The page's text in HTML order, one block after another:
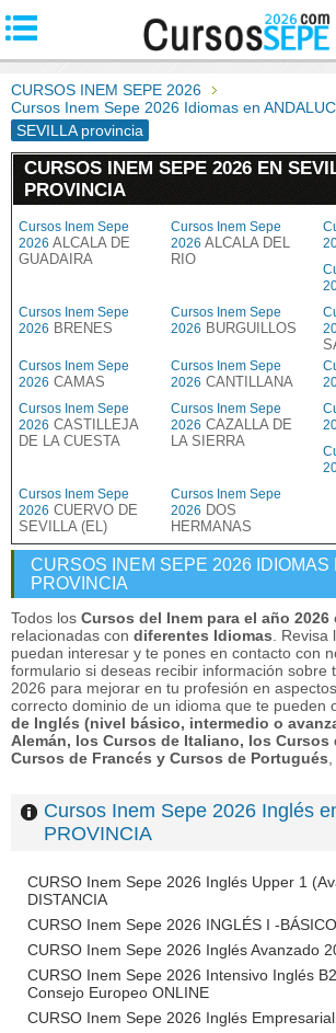
CURSOS INEM SEPE 2026
Cursos Inem Sepe 2026 Idiomas en
SEVILLA provincia
CURSOS INEM SEPE 2026 EN
PROVINCIA
Cursos Inem Sepe
2026 ALCALA DE
GUADAIRA
Cursos Inem Sepe
2026 ALCALA DEL
RIO
Cursos Inem Sepe
2026 BRENES
Cursos Inem Sepe
2026 BURGUILLOS
Cursos Inem Sepe
2026 CAMAS
Cursos Inem Sepe
2026 CANTILLANA
Cursos Inem Sepe
2026 CASTILLEJA
DE LA CUESTA
Cursos Inem Sepe
2026 CAZALLA DE
LA SIERRA
Cursos Inem Sepe
2026 CUERVO DE
SEVILLA (EL)
Cursos Inem Sepe
2026 DOS
HERMANAS
CURSOS INEM SEPE 2026 IDIOMAS
PROVINCIA
Todos los Cursos del Inem para el año 2026
relacionadas con diferentes Idiomas .
puedan interesar y te pones en contacto con
formulario si deseas recibir información sobre
2026 para mejorar en tu profesión en
correcto dominio de un idioma que te pueden
de Inglés (nivel básico, intermedio o
Alemán, los Cursos de Italiano, los Cursos
Cursos de Francés y Cursos de Portugués
Cursos Inem Sepe 2026 Inglés
PROVINCIA
CURSO Inem Sepe 2026 Inglés Upper 1
DISTANCIA
CURSO Inem Sepe 2026 INGLÉS I -
CURSO Inem Sepe 2026 Inglés Avanzado
CURSO Inem Sepe 2026 Intensivo Inglés
Consejo Europeo ONLINE
CURSO Inem Sepe 2026 Inglés Empresarial